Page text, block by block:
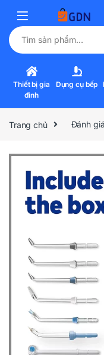
Tìm kiếm:
Thiết bị gia
đình
Dụng cụ bếp
Trang chủ Đánh